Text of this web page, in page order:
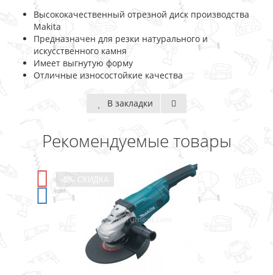
Высококачественный отрезной диск производства
Makita
Предназначен для резки натурального и
искусственного камня
Имеет выгнутую форму
Отличные износостойкие качества
В закладки
Рекомендуемые товары
-5%